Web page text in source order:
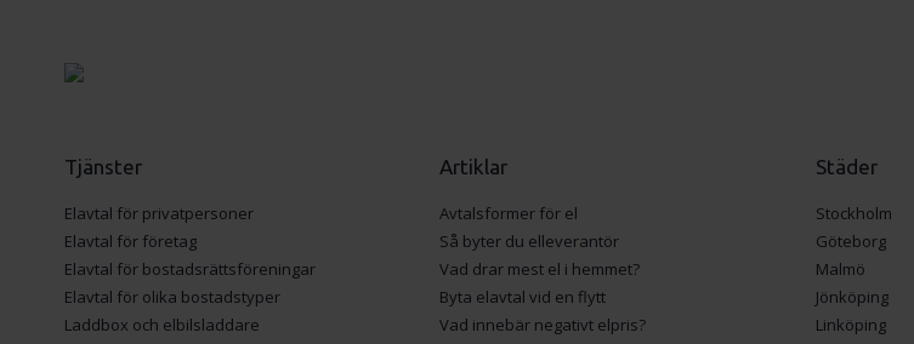
Tjänster
Elavtal för privatpersoner
Elavtal för företag
Elavtal för bostadsrättsföreningar
Elavtal för olika bostadstyper
Laddbox och elbilsladdare
Artiklar
Avtalsformer för el
Så byter du elleverantör
Vad drar mest el i hemmet?
Byta elavtal vid en flytt
Vad innebär negativt elpris?
Städer
Stockholm
Göteborg
Malmö
Jönköping
Linköping